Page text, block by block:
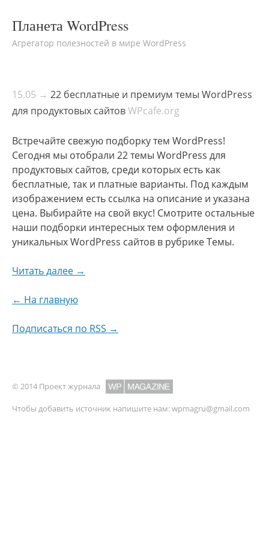
Планета WordPress
Агрегатор полезностей в мире WordPress
15.05 → 22 бесплатные и премиум темы WordPress
для продуктовых сайтовWPcafe.org
Встречайте свежую подборку тем WordPress!
Сегодня мы отобрали 22 темы WordPress для
продуктовых сайтов, среди которых есть как
бесплатные, так и платные варианты. Под каждым
изображением есть ссылка на описание и указана
цена. Выбирайте на свой вкус! Смотрите остальные
наши подборки интересных тем оформления и
уникальных WordPress сайтов в рубрике Темы.
Читать далее →
← На главную
Подписаться по RSS →
© 2014 Проект журнала
Чтобы добавить источник напишите нам:wpmagru@gmail.com